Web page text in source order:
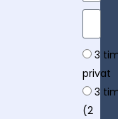
3
privat
3
(2